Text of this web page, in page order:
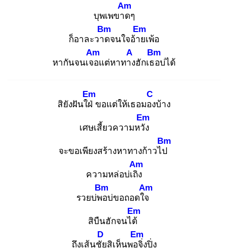
บุพเพขาด
Am
ๆ
ก็อาละวาด
Bm
จนใจอ้าย
Em
เพ้อ
หากันจนเจอ
Am
แต่หาทาง
A
ฮักเธอ
Bm
บ่ได้
สิยังฝันใฝ่
Em
ขอแต่ให้เธอมอง
C
บ้าง
เศษเสี้ยวความหวัง
Em
จะขอเพียงสร้างหาทางก้าวไป
Bm
ความหล่อบ่เถิง
Am
รวยบ่พอ
Bm
บ่ขอถอดใจ
Am
สิบืนฮักจนได้
Em
ถึงเส้นชัย
D
สิเห็นพอจิ่
Em
งปิ่ง